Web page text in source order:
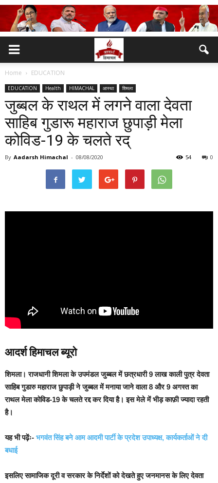
Home EDUCATION
EDUCATION Health HIMACHAL आस्था शिमला
जुब्बल के राथल में लगने वाला देवता
साहिब गुडारू महाराज छुपाड़ी मेला
कोविड-19 के चलते रद्
By Aadarsh Himachal - 08/08/2020 0
54
आदर्श हिमाचल ब्यूरो
शिमला। राजधानी शिमला के उपमंडल जुब्बल में छत्रधारी 9 लाख काली पुत्र देवता
साहिब गुडारु महाराज छुपाड़ी ने जुब्बल में मनाया जाने वाला 8 और 9 अगस्त का
राथल मेला कोविड-19 के चलते रद्द कर दिया है। इस मेले में भीड़ काफ़ी ज्यादा रहती
है।
यह भी पढ़ेंः- भगवंत सिंह बने आम आदमी पार्टी के प्रदेश उपाध्यक्ष, कार्यकर्ताओं ने दी
बधाई
इसलिए सामाजिक दूरी व सरकार के निर्देशों को देखते हुए जनमानस के लिए देवता